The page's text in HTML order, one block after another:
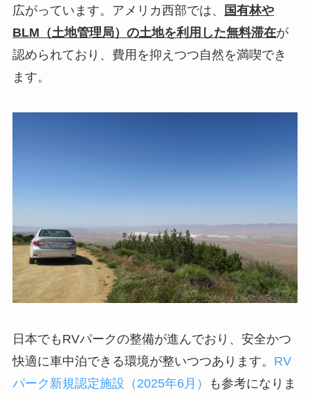
広がっています。アメリカ西部では、
国有林や
BLM（土地管理局）の土地を利用した無料滞在が
認められており、費用を抑えつつ自然を満喫でき
ます。
日本でもRVパークの整備が進んでおり、安全かつ
快適に車中泊できる環境が整いつつあります。 RV
パーク新規認定施設（2025年6月）
も参考になりま